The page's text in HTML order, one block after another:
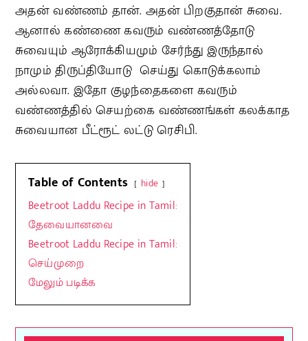
அதன் வண்ணம் தான். அதன் பிறகுதான் சுவை.
ஆனால் கண்ணை கவரும் வண்ணத்தோடு
சுவையும் ஆரோக்கியமும் சேர்ந்து இருந்தால்
நாமும் திருப்தியோடு செய்து கொடுக்கலாம்
அல்லவா. இதோ குழந்தைகளை கவரும்
வண்ணத்தில் செயற்கை வண்ணங்கள் கலக்காத
சுவையான பீட்ரூட் லட்டு ரெசிபி.
Table of Contents hide
Beetroot Laddu Recipe in Tamil:
தேவையானவை
Beetroot Laddu Recipe in Tamil:
செய்முறை
மேலும் படிக்க